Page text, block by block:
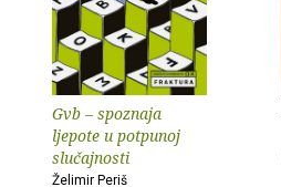
Gvb – spoznaja
ljepote u potpunoj
slučajnosti
Želimir Periš